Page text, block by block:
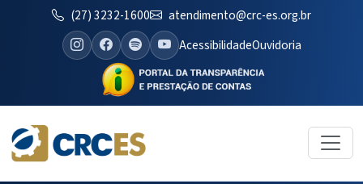
(27) 3232-1600
atendimento@crc-es.org.br
AcessibilidadeOuvidoria